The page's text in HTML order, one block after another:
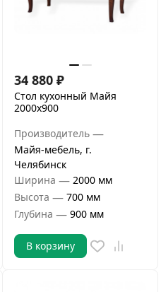
34 880 ₽
Стол кухонный Майя
2000х900
Производитель —
Майя-мебель, г.
Челябинск
Ширина — 2000 мм
Высота — 700 мм
Глубина — 900 мм
В корзину